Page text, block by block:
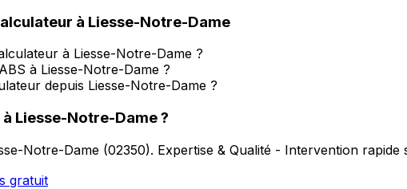
à Liesse-Notre-Dame
à Liesse-Notre-Dame ?
à Liesse-Notre-Dame ?
depuis Liesse-Notre-Dame ?
à Liesse-Notre-Dame?
Notre-Dame (02350). Expertise & Qualité - Intervention rapide
gratuit